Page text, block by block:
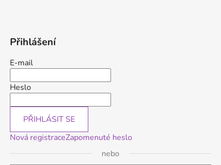
Přihlášení
E-mail
Heslo
PŘIHLÁSIT SE
Nová registraceZapomenuté heslo
nebo